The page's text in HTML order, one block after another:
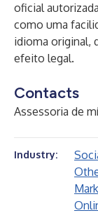
oficial
como uma
idioma original,
efeito legal.
Contacts
Assessoria de
Industry: